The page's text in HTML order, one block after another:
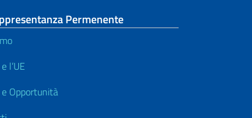
Permenente
l’UE
e Opportunità